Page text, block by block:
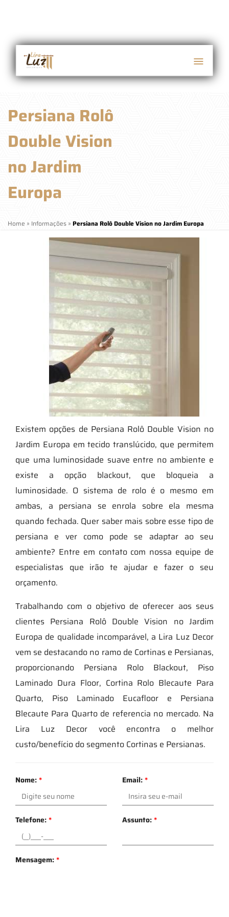
Persiana Rolô
Double Vision
no Jardim
Europa
Home » Informações » Persiana Rolô Double Vision no Jardim Europa
Existem opções de Persiana Rolô Double Vision no
Jardim Europa em tecido translúcido, que permitem
que uma luminosidade suave entre no ambiente e
existe a opção blackout, que bloqueia a
luminosidade. O sistema de rolo é o mesmo em
ambas, a persiana se enrola sobre ela mesma
quando fechada. Quer saber mais sobre esse tipo de
persiana e ver como pode se adaptar ao seu
ambiente? Entre em contato com nossa equipe de
especialistas que irão te ajudar e fazer o seu
orçamento.
Trabalhando com o objetivo de oferecer aos seus
clientes Persiana Rolô Double Vision no Jardim
Europa de qualidade incomparável, a Lira Luz Decor
vem se destacando no ramo de Cortinas e Persianas,
proporcionando Persiana Rolo Blackout, Piso
Laminado Dura Floor, Cortina Rolo Blecaute Para
Quarto, Piso Laminado Eucafloor e Persiana
Blecaute Para Quarto de referencia no mercado. Na
Lira Luz Decor você encontra o melhor
custo/benefício do segmento Cortinas e Persianas.
Nome:* Email:*
Telefone:* Assunto:*
Mensagem:*